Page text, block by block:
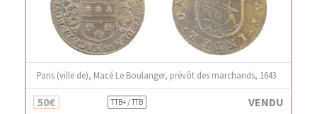
Paris (ville de), Macé Le Boulanger, prévôt des marchands, 1643
50€ TTB+ / TTB VENDU